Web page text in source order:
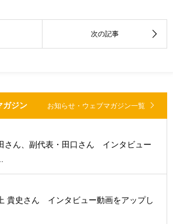
ガジン お知らせ・ウェブマガジン一覧
さん、副代表・田口さん インタビュー
貴史さん インタビュー動画をアップし